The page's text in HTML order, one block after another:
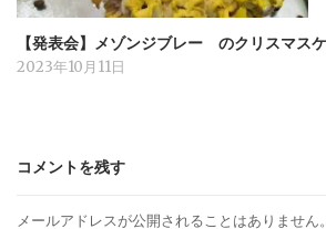
【発表会】メゾンジブレー のクリスマス
2023年10月11日
コメントを残す
メールアドレスが公開されることはありません。